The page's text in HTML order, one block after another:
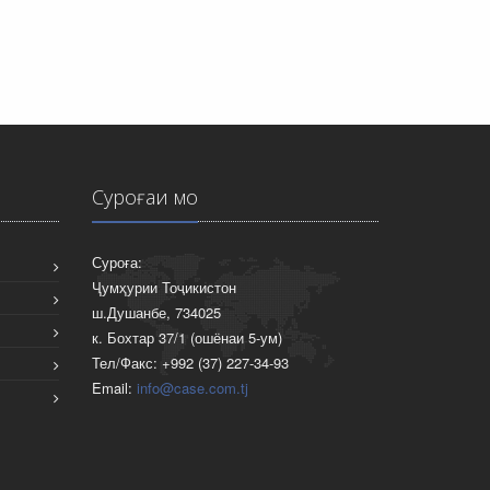
Суроғаи мо
Суроға:
Ҷумҳурии Тоҷикистон
ш.Душанбе, 734025
к. Бохтар 37/1 (ошёнаи 5-ум)
Тел/Факс: +992 (37) 227-34-93
Email: info@case.com.tj